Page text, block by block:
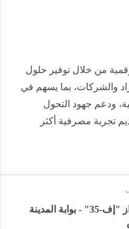
من خلال توفير حلول
والشركات، بما يسهم في
ودعم جهود التحول
تجربة مصرفية أكثر
تحطم مقاتلة أميركية من طراز "إف-35" - بوابة المدينة